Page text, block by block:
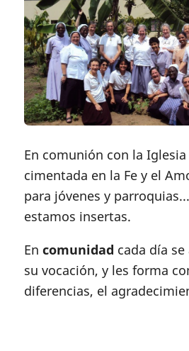
En comunión con la
cimentada en la Fe y el
para jóvenes y
estamos insertas.
Encomunidad cada día
su vocación, y les forma
diferencias, el